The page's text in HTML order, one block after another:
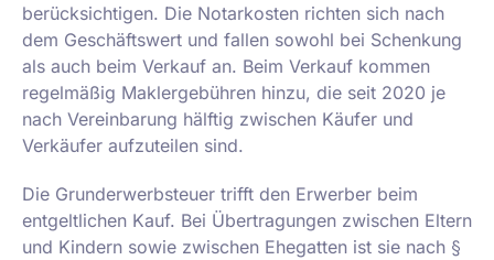
berücksichtigen. Die Notarkosten richten sich nach
dem Geschäftswert und fallen sowohl bei Schenkung
als auch beim Verkauf an. Beim Verkauf kommen
regelmäßig Maklergebühren hinzu, die seit 2020 je
nach Vereinbarung hälftig zwischen Käufer und
Verkäufer aufzuteilen sind.
Die Grunderwerbsteuer trifft den Erwerber beim
entgeltlichen Kauf. Bei Übertragungen zwischen Eltern
und Kindern sowie zwischen Ehegatten ist sie nach §